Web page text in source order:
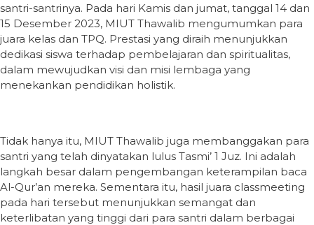
santri-santrinya. Pada hari Kamis dan jumat, tanggal 14 dan
15 Desember 2023, MIUT Thawalib mengumumkan para
juara kelas dan TPQ. Prestasi yang diraih menunjukkan
dedikasi siswa terhadap pembelajaran dan spiritualitas,
dalam mewujudkan visi dan misi lembaga yang
menekankan pendidikan holistik.
Tidak hanya itu, MIUT Thawalib juga membanggakan para
santri yang telah dinyatakan lulus Tasmi’ 1 Juz. Ini adalah
langkah besar dalam pengembangan keterampilan baca
Al-Qur’an mereka. Sementara itu, hasil juara classmeeting
pada hari tersebut menunjukkan semangat dan
keterlibatan yang tinggi dari para santri dalam berbagai